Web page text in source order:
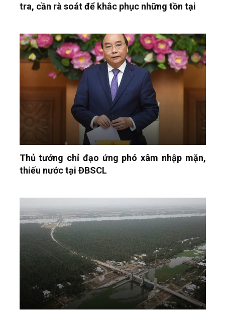
tra, cần rà soát để khắc phục những tồn tại
Thủ tướng chỉ đạo ứng phó xâm nhập mặn,
thiếu nước tại ĐBSCL